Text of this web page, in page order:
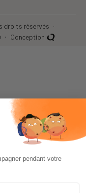
droits réservés
Conception